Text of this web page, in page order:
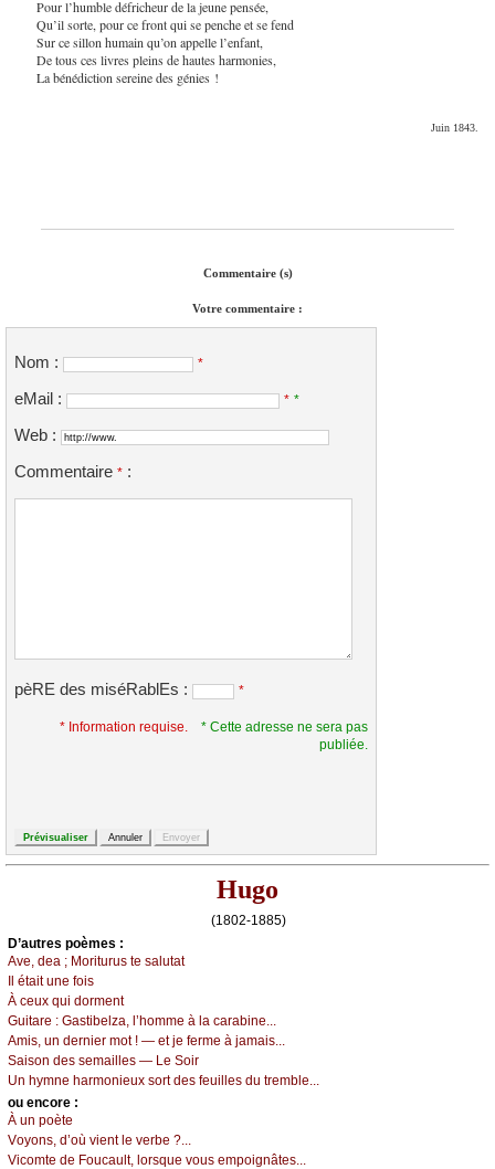
Pour l’humble défricheur de la jeune pensée,
Qu’il sorte, pour ce front qui se penche et se fend
Sur ce sillon humain qu’on appelle l’enfant,
De tous ces livres pleins de hautes harmonies,
La bénédiction sereine des génies !
Juin 1843.
Commentaire (s)
Votre commentaire :
Nom : *
eMail : * *
Web :
Commentaire * :
pèRE des miséRablEs : *
* Information requise.
* Cette adresse ne sera pas
publiée.
Hugo
(1802-1885)
D’autrеs pоèmеs :
Αvе, dеа ; Μоriturus tе sаlutаt
Ιl étаit unе fоis
À сеuх qui dоrmеnt
Guitаrе : Gаstibеlzа, l’hоmmе à lа саrаbinе...
Αmis, un dеrniеr mоt ! — еt је fеrmе à јаmаis...
Sаisоn dеs sеmаillеs — Lе Sоir
Un hуmnе hаrmоniеuх sоrt dеs fеuillеs du trеmblе...
оu еncоrе :
À un pоètе
Vоуоns, d’оù viеnt lе vеrbе ?...
Viсоmtе dе Fоuсаult, lоrsquе vоus еmpоignâtеs...